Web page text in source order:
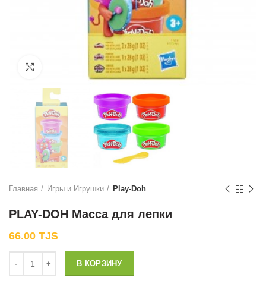
Нажмите, чтобы увеличить
Главная Игры и Игрушки Play-Doh
PLAY-DOH Масса для лепки
66.00 TJS
В КОРЗИНУ